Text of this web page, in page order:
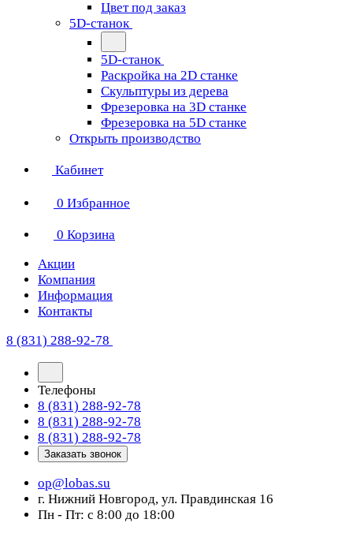
Цвет под заказ
5D-станок
5D-станок
Раскройка на 2D станке
Скульптуры из дерева
Фрезеровка на 3D станке
Фрезеровка на 5D станке
Открыть производство
Кабинет
0 Избранное
0 Корзина
Акции
Компания
Информация
Контакты
8 (831) 288-92-78
Телефоны
8 (831) 288-92-78
8 (831) 288-92-78
8 (831) 288-92-78
Заказать звонок
op@lobas.su
г. Нижний Новгород, ул. Правдинская 16
Пн - Пт: с 8:00 до 18:00